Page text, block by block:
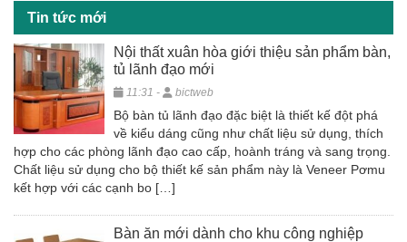
o
k
Tin tức mới
Nội thất xuân hòa giới thiệu sản phẩm bàn,
tủ lãnh đạo mới
11:31 - bictweb
Bộ bàn tủ lãnh đạo đặc biệt là thiết kế đột phá
về kiểu dáng cũng như chất liệu sử dụng, thích
hợp cho các phòng lãnh đạo cao cấp, hoành tráng và sang trọng.
Chất liệu sử dụng cho bộ thiết kế sản phẩm này là Veneer Pơmu
kết hợp với các cạnh bo […]
Bàn ăn mới dành cho khu công nghiệp